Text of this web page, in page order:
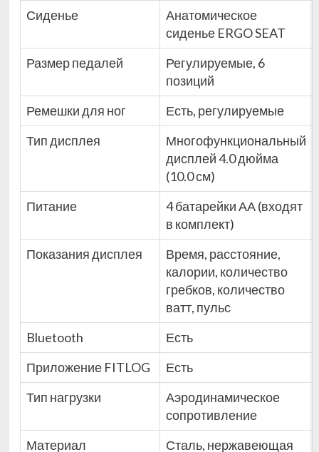
Сиденье
Анатомическое
сиденье ERGO SEAT
Размер педалей
Регулируемые, 6
позиций
Ремешки для ног
Есть, регулируемые
Тип дисплея
Многофункциональный
дисплей 4.0 дюйма
(10.0 см)
Питание
4 батарейки АА (входят
в комплект)
Показания дисплея
Время, расстояние,
калории, количество
гребков, количество
ватт, пульс
Bluetooth
Есть
Приложение FITLOG
Есть
Тип нагрузки
Аэродинамическое
сопротивление
Материал
Сталь, нержавеющая